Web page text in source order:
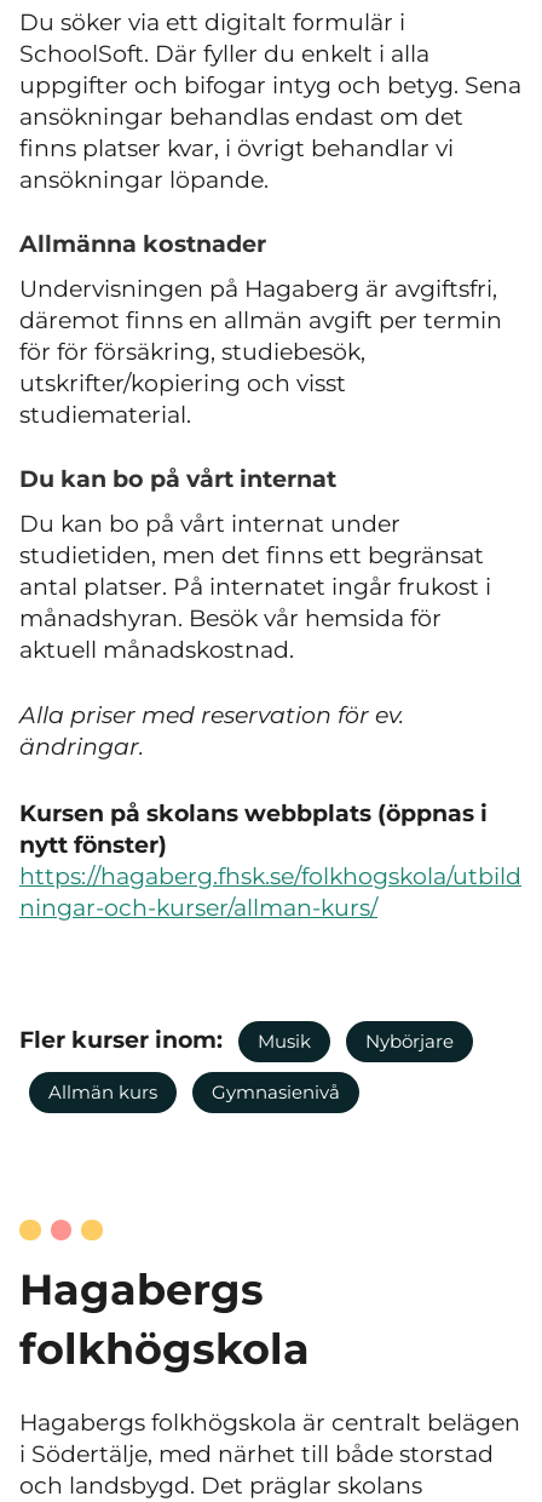
Du söker via ett digitalt formulär i
SchoolSoft. Där fyller du enkelt i alla
uppgifter och bifogar intyg och betyg. Sena
ansökningar behandlas endast om det
finns platser kvar, i övrigt behandlar vi
ansökningar löpande.
Allmänna kostnader
Undervisningen på Hagaberg är avgiftsfri,
däremot finns en allmän avgift per termin
för för försäkring, studiebesök,
utskrifter/kopiering och visst
studiematerial.
Du kan bo på vårt internat
Du kan bo på vårt internat under
studietiden, men det finns ett begränsat
antal platser. På internatet ingår frukost i
månadshyran. Besök vår hemsida för
aktuell månadskostnad.
Alla priser med reservation för ev.
ändringar.
Kursen på skolans webbplats (öppnas i
nytt fönster)
https://hagaberg.fhsk.se/folkhogskola/utbild
ningar-och-kurser/allman-kurs/
Fler kurser inom: Musik Nybörjare
Allmän kurs Gymnasienivå
Hagabergs
folkhögskola
Hagabergs folkhögskola är centralt belägen
i Södertälje, med närhet till både storstad
och landsbygd. Det präglar skolans